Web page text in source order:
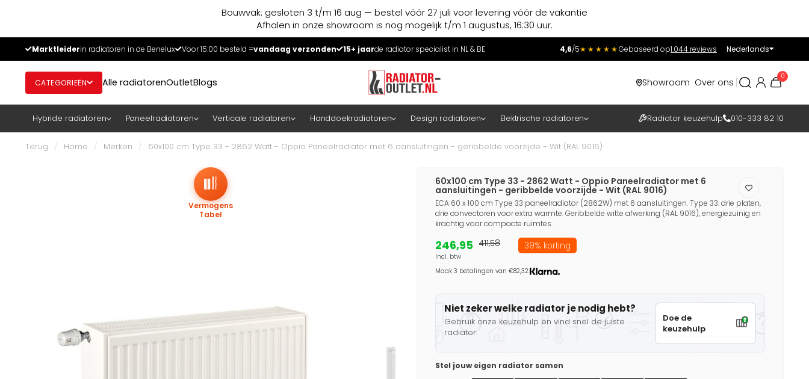
Bouwvak: gesloten 3 t/m 16 aug — bestel vóór 27 juli voor levering vóór de vakantie
Afhalen in onze showroom is nog mogelijk t/m 1 augustus, 16:30 uur.
Marktleiderin radiatoren in de Benelux Voor 15:00 besteld =vandaag verzonden 15+ jaarde radiator specialist in NL & BE 4,6/5★★★★★Gebaseerd op1.044 reviews Nederlands
CATEGORIEËN Alle radiatorenOutletBlogs Showroom Over ons
0
Hybride radiatoren Paneelradiatoren Verticale radiatoren Handdoekradiatoren Design radiatoren Elektrische radiatoren Radiator keuzehulp 010-333 82 10
Terug / Home / Merken / 60x100 cm Type 33 - 2862 Watt - Oppio Paneelradiator met 6 aansluitingen - geribbelde voorzijde - Wit (RAL 9016)
Vermogens
Tabel
60x100 cm Type 33 - 2862 Watt - Oppio Paneelradiator met 6
aansluitingen - geribbelde voorzijde - Wit (RAL 9016)
ECA 60 x 100 cm Type 33 paneelradiator (2862W) met 6 aansluitingen. Type 33: drie platen,
drie convectoren voor extra warmte. Geribbelde witte afwerking (RAL 9016), energiezuinig en
krachtig voor compacte ruimtes.
246,95
Incl. btw
411,58 39% korting
Maak 3 betalingen van €82,32.
Niet zeker welke radiator je nodig hebt?
Gebruik onze keuzehulp en vind snel de juiste
radiator.
Doe de
keuzehulp
Stel jouw eigen radiator samen